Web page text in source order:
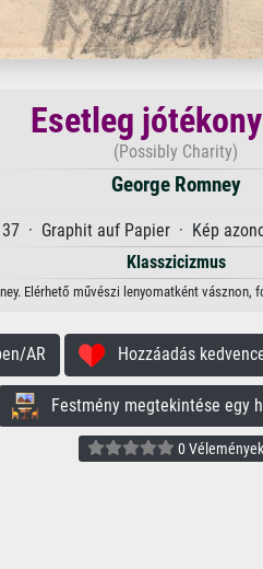
Esetleg
(Possibly Charity)
George Romney
· Graphit auf Papier · Kép
Klasszicizmus
Elérhető művészi lenyomatként
AR Hozzáadás
Festmény megtekintése egy
0 Vélemények